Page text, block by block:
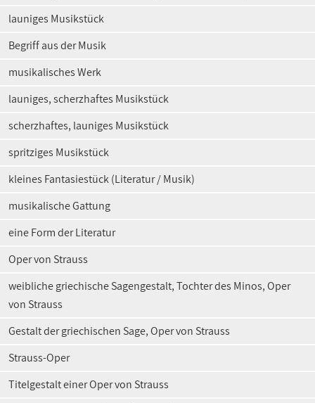
launiges Musikstück
Begriff aus der Musik
musikalisches Werk
launiges, scherzhaftes Musikstück
scherzhaftes, launiges Musikstück
spritziges Musikstück
kleines Fantasiestück (Literatur / Musik)
musikalische Gattung
eine Form der Literatur
Oper von Strauss
weibliche griechische Sagengestalt, Tochter des Minos, Oper
von Strauss
Gestalt der griechischen Sage, Oper von Strauss
Strauss-Oper
Titelgestalt einer Oper von Strauss